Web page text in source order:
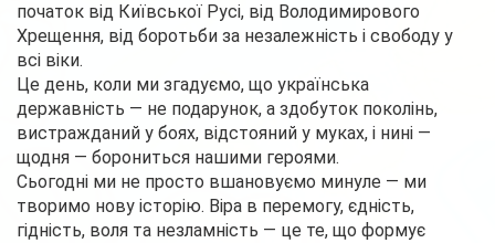
початок від Київської Русі, від Володимирового
Хрещення, від боротьби за незалежність і свободу у
всі віки.
Це день, коли ми згадуємо, що українська
державність — не подарунок, а здобуток поколінь,
вистражданий у боях, відстояний у муках, і нині —
щодня — борониться нашими героями.
Сьогодні ми не просто вшановуємо минуле — ми
творимо нову історію. Віра в перемогу, єдність,
гідність, воля та незламність — це те, що формує